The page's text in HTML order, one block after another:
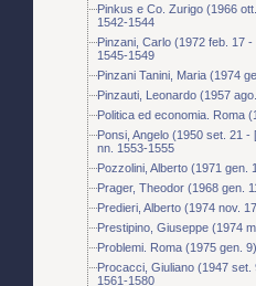
Pinkus e Co. Zurigo (1966
1542-1544
Pinzani, Carlo (1972 feb. 17 -
1545-1549
Pinzani Tanini, Maria (1974
Pinzauti, Leonardo (1957
Politica ed economia. Roma
Ponsi, Angelo (1950 set. 21 -
nn. 1553-1555
Pozzolini, Alberto (1971 gen.
Prager, Theodor (1968 gen.
Predieri, Alberto (1974 nov.
Prestipino, Giuseppe (1974
Problemi. Roma (1975 gen.
Procacci, Giuliano (1947 set.
1561-1580